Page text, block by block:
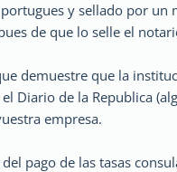
y sellado por
de que lo selle el
demuestre que la
Diario de la Republica
empresa.
pago de las tasas